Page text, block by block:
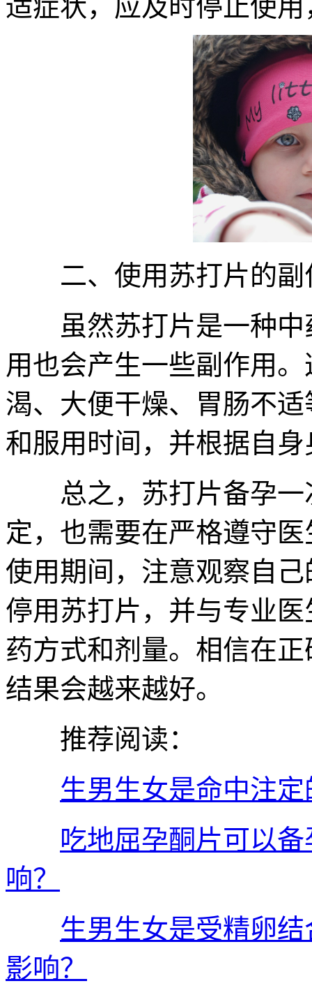
适症状，应及时停止使
二、使用苏打片的副
虽然苏打片是一种中
用也会产生一些副作用
渴、大便干燥、胃肠不
和服用时间，并根据自
总之，苏打片备孕一
定，也需要在严格遵守
使用期间，注意观察自
停用苏打片，并与专业
药方式和剂量。相信在
结果会越来越好。
推荐阅读：
生男生女是命中注
吃地屈孕酮片可以
响？
生男生女是受精卵
影响？